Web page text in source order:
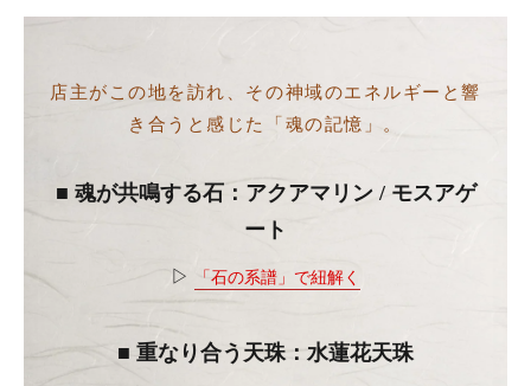
店主がこの地を訪れ、その神域のエネルギーと響
き合うと感じた「魂の記憶」。
■ 魂が共鳴する石：アクアマリン / モスアゲ
ート
▷ 「石の系譜」で紐解く
■ 重なり合う天珠：水蓮花天珠